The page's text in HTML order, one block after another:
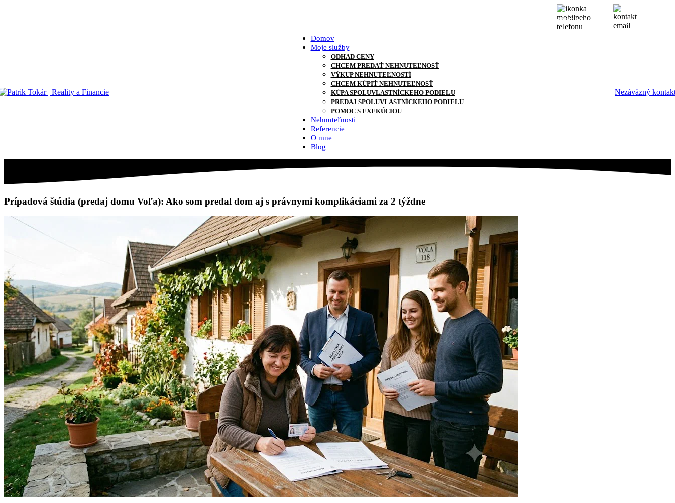
0905 871 127
Domov
Moje služby
ODHAD CENY
CHCEM PREDAŤ NEHNUTEĽNOSŤ
VÝKUP NEHNUTEĽNOSTÍ
CHCEM KÚPIŤ NEHNUTEĽNOSŤ
KÚPA SPOLUVLASTNÍCKEHO PODIELU
PREDAJ SPOLUVLASTNÍCKEHO PODIELU
POMOC S EXEKÚCIOU
Nehnuteľnosti
Referencie
O mne
Blog
Nezáväzný
Prípadová štúdia (predaj domu Voľa): Ako som predal dom aj s právnymi komplikáciami za 2 týždne